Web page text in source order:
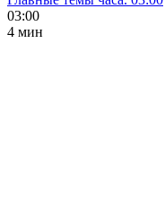
03:00
4 мин